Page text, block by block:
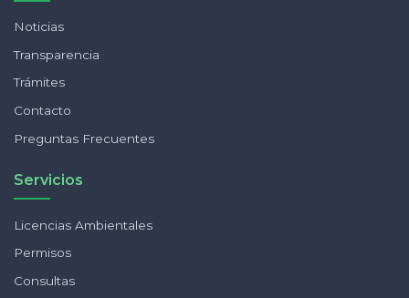
Noticias
Transparencia
Trámites
Contacto
Preguntas Frecuentes
Servicios
Licencias Ambientales
Permisos
Consultas